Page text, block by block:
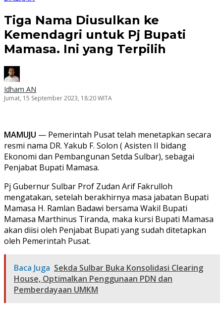
Tiga Nama Diusulkan ke
Kemendagri untuk Pj Bupati
Mamasa. Ini yang Terpilih
Idham AN
Jumat, 15 September 2023, 18:20 WITA
MAMUJU — Pemerintah Pusat telah menetapkan secara
resmi nama DR. Yakub F. Solon ( Asisten II bidang
Ekonomi dan Pembangunan Setda Sulbar), sebagai
Penjabat Bupati Mamasa.
Pj Gubernur Sulbar Prof Zudan Arif Fakrulloh
mengatakan, setelah berakhirnya masa jabatan Bupati
Mamasa H. Ramlan Badawi bersama Wakil Bupati
Mamasa Marthinus Tiranda, maka kursi Bupati Mamasa
akan diisi oleh Penjabat Bupati yang sudah ditetapkan
oleh Pemerintah Pusat.
Baca Juga Sekda Sulbar Buka Konsolidasi Clearing
House, Optimalkan Penggunaan PDN dan
Pemberdayaan UMKM